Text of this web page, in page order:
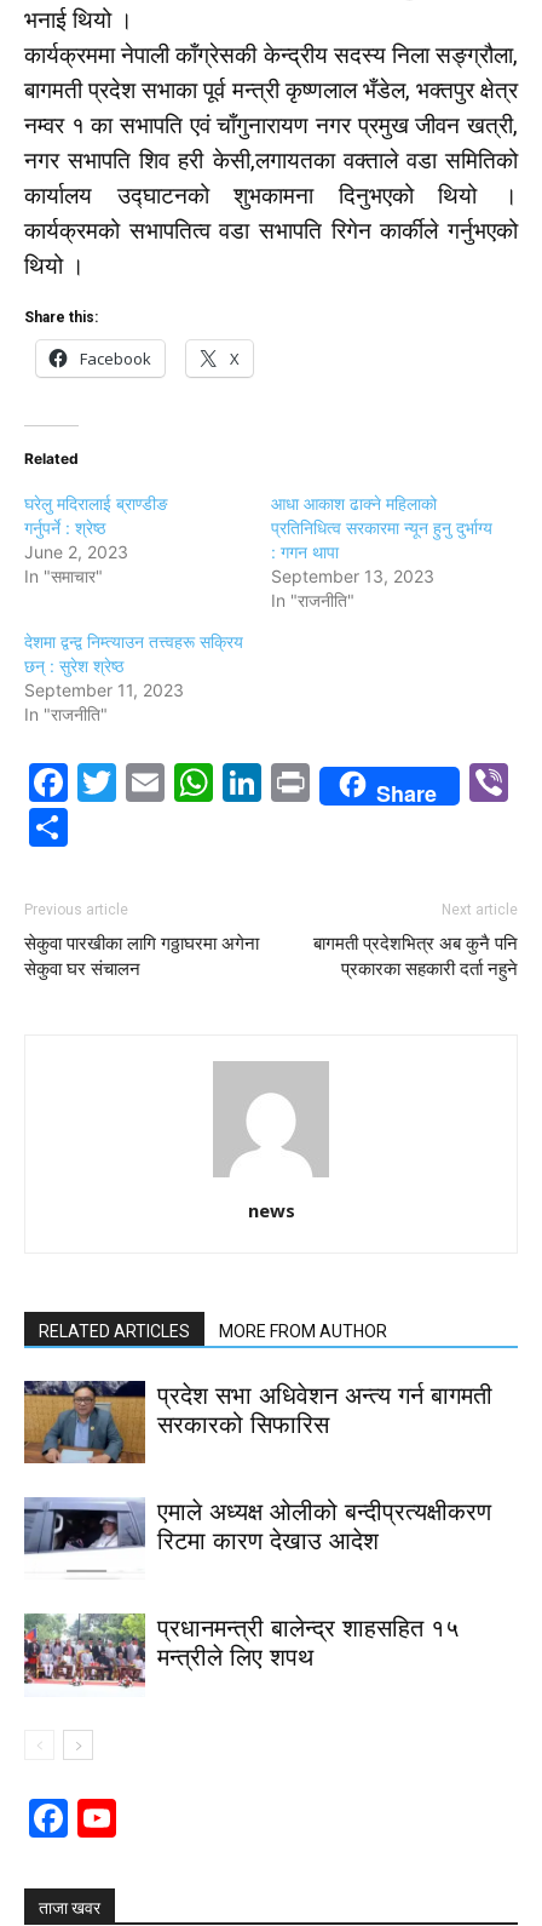
भनाई थियो ।
कार्यक्रममा नेपाली काँग्रेसकी केन्द्रीय सदस्य निला सङ्ग्रौला,
बागमती प्रदेश सभाका पूर्व मन्त्री कृष्णलाल भँडेल, भक्तपुर क्षेत्र
नम्वर १ का सभापति एवं चाँगुनारायण नगर प्रमुख जीवन खत्री,
नगर सभापति शिव हरी केसी,लगायतका वक्ताले वडा समितिको
कार्यालय उद्घाटनको शुभकामना दिनुभएको थियो ।
कार्यक्रमको सभापतित्व वडा सभापति रिगेन कार्कीले गर्नुभएको
थियो ।
Share this:
Facebook X
Related
घरेलु मदिरालाई ब्राण्डीङ
गर्नुपर्ने : श्रेष्ठ
June 2, 2023
In "समाचार"
आधा आकाश ढाक्ने महिलाको
प्रतिनिधित्व सरकारमा न्यून हुनु दुर्भाग्य
: गगन थापा
September 13, 2023
In "राजनीति"
देशमा द्वन्द्व निम्त्याउन तत्त्वहरू सक्रिय
छन् : सुरेश श्रेष्ठ
September 11, 2023
In "राजनीति"
Facebook
Twitter
EmailWhatsApp
LinkedIn
PrintShare
Previous article
सेकुवा पारखीका लागि गठ्ठाघरमा अगेना
सेकुवा घर संचालन
Next article
बागमती प्रदेशभित्र अब कुनै पनि
प्रकारका सहकारी दर्ता नहुने
news
RELATED ARTICLES MORE FROM AUTHOR
प्रदेश सभा अधिवेशन अन्त्य गर्न बागमती
सरकारको सिफारिस
एमाले अध्यक्ष ओलीको बन्दीप्रत्यक्षीकरण
रिटमा कारण देखाउ आदेश
प्रधानमन्त्री बालेन्द्र शाहसहित १५
मन्त्रीले लिए शपथ
Facebook
ताजा खवर